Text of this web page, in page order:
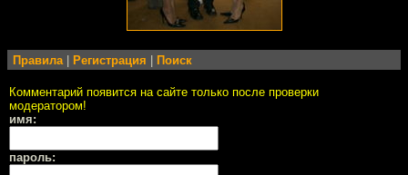
Правила Регистрация Поиск
Комментарий появится на сайте только после проверки
модератором!
имя:
пароль: